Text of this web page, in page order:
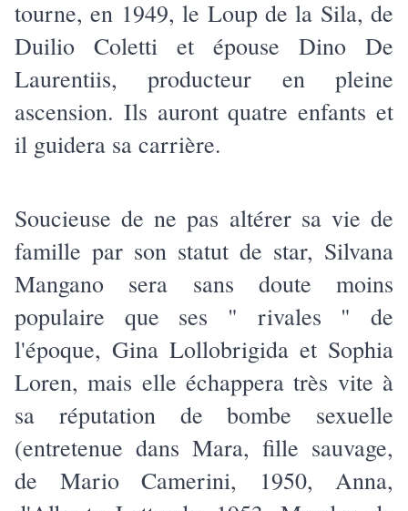
tourne, en 1949, le Loup de la Sila, de
Duilio Coletti et épouse Dino De
Laurentiis, producteur en pleine
ascension. Ils auront quatre enfants et
il guidera sa carrière.
Soucieuse de ne pas altérer sa vie de
famille par son statut de star, Silvana
Mangano sera sans doute moins
populaire que ses " rivales " de
l'époque, Gina Lollobrigida et Sophia
Loren, mais elle échappera très vite à
sa réputation de bombe sexuelle
(entretenue dans Mara, fille sauvage,
de Mario Camerini, 1950, Anna,